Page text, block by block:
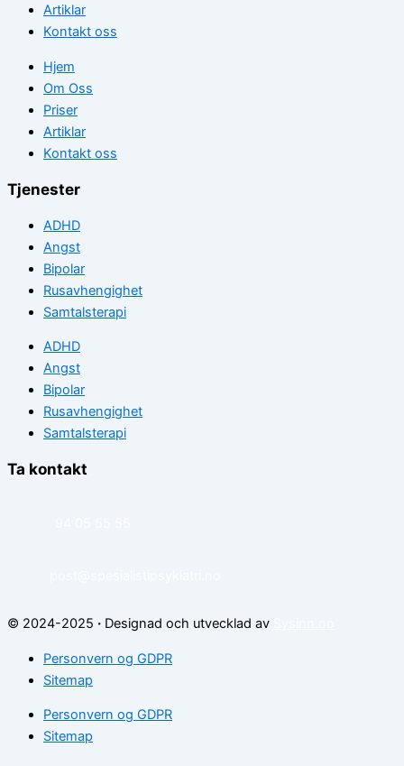
Artiklar
Kontakt oss
Hjem
Om Oss
Priser
Artiklar
Kontakt oss
Tjenester
ADHD
Angst
Bipolar
Rusavhengighet
Samtalsterapi
ADHD
Angst
Bipolar
Rusavhengighet
Samtalsterapi
Ta kontakt
© 2024-2025 · Designad och utvecklad av
Personvern og GDPR
Sitemap
Personvern og GDPR
Sitemap